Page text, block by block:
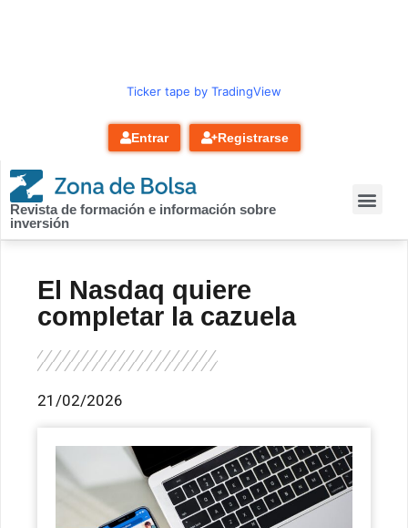
Ticker tape by TradingView
Entrar Registrarse
Revista de formación e información sobre
inversión
El Nasdaq quiere
completar la cazuela
21/02/2026